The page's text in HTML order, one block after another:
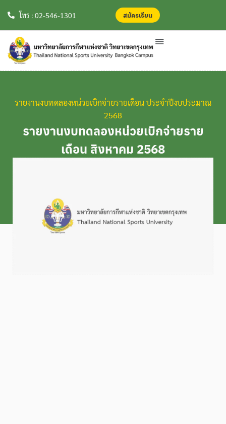
โทร : 02-546-1301 สมัครเรียน
รายงานงบทดลองหน่วยเบิกจ่ายรายเดือน ประจำปีงบประมาณ
2568
รายงานงบทดลองหน่วยเบิกจ่ายราย
เดือน สิงหาคม 2568